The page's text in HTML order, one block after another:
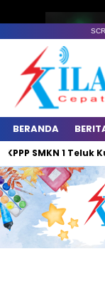
BERANDA
SMKN 1 Teluk